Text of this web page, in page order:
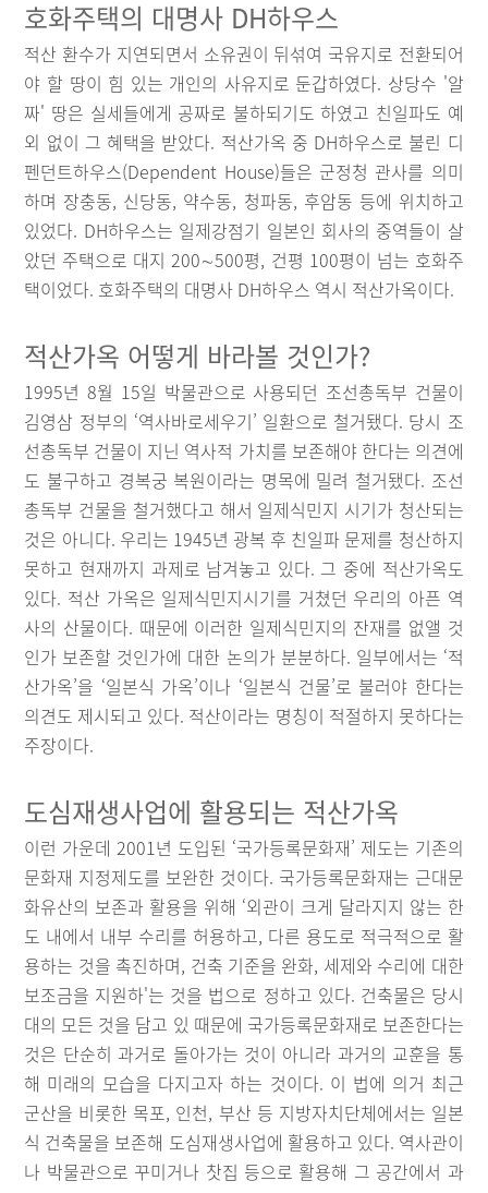
호화주택의 대명사 DH하우스
적산 환수가 지연되면서 소유권이 뒤섞여 국유지로 전환되어
야 할 땅이 힘 있는 개인의 사유지로 둔갑하였다. 상당수 '알
짜' 땅은 실세들에게 공짜로 불하되기도 하였고 친일파도 예
외 없이 그 혜택을 받았다. 적산가옥 중 DH하우스로 불린 디
펜던트하우스(Dependent House)들은 군정청 관사를 의미
하며 장충동, 신당동, 약수동, 청파동, 후암동 등에 위치하고
있었다. DH하우스는 일제강점기 일본인 회사의 중역들이 살
았던 주택으로 대지 200∼500평, 건평 100평이 넘는 호화주
택이었다. 호화주택의 대명사 DH하우스 역시 적산가옥이다.
적산가옥 어떻게 바라볼 것인가?
1995년 8월 15일 박물관으로 사용되던 조선총독부 건물이
김영삼 정부의 ‘역사바로세우기’ 일환으로 철거됐다. 당시 조
선총독부 건물이 지닌 역사적 가치를 보존해야 한다는 의견에
도 불구하고 경복궁 복원이라는 명목에 밀려 철거됐다. 조선
총독부 건물을 철거했다고 해서 일제식민지 시기가 청산되는
것은 아니다. 우리는 1945년 광복 후 친일파 문제를 청산하지
못하고 현재까지 과제로 남겨놓고 있다. 그 중에 적산가옥도
있다. 적산 가옥은 일제식민지시기를 거쳤던 우리의 아픈 역
사의 산물이다. 때문에 이러한 일제식민지의 잔재를 없앨 것
인가 보존할 것인가에 대한 논의가 분분하다. 일부에서는 ‘적
산가옥’을 ‘일본식 가옥’이나 ‘일본식 건물’로 불러야 한다는
의견도 제시되고 있다. 적산이라는 명칭이 적절하지 못하다는
주장이다.
도심재생사업에 활용되는 적산가옥
이런 가운데 2001년 도입된 ‘국가등록문화재’ 제도는 기존의
문화재 지정제도를 보완한 것이다. 국가등록문화재는 근대문
화유산의 보존과 활용을 위해 ‘외관이 크게 달라지지 않는 한
도 내에서 내부 수리를 허용하고, 다른 용도로 적극적으로 활
용하는 것을 촉진하며, 건축 기준을 완화, 세제와 수리에 대한
보조금을 지원하'는 것을 법으로 정하고 있다. 건축물은 당시
대의 모든 것을 담고 있 때문에 국가등록문화재로 보존한다는
것은 단순히 과거로 돌아가는 것이 아니라 과거의 교훈을 통
해 미래의 모습을 다지고자 하는 것이다. 이 법에 의거 최근
군산을 비롯한 목포, 인천, 부산 등 지방자치단체에서는 일본
식 건축물을 보존해 도심재생사업에 활용하고 있다. 역사관이
나 박물관으로 꾸미거나 찻집 등으로 활용해 그 공간에서 과